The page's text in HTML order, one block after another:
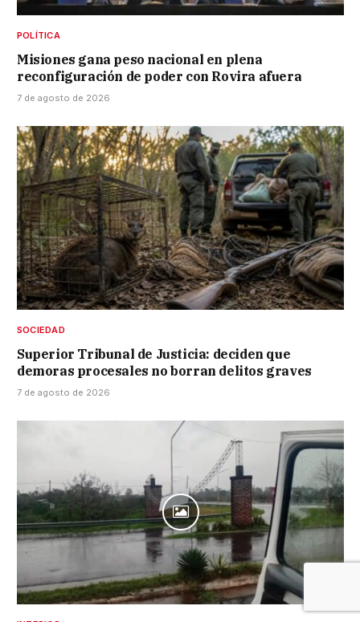
POLÍTICA
Misiones gana peso nacional en plena
reconfiguración de poder con Rovira afuera
7 de agosto de 2026
SOCIEDAD
Superior Tribunal de Justicia: deciden que
demoras procesales no borran delitos graves
7 de agosto de 2026